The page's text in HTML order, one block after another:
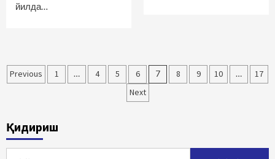
йилда…
Maqolalar
Previous 1 … 4 5 6 7 8 9 10 …
17
Next
Қидириш